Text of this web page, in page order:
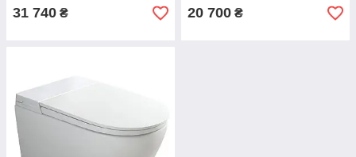
31 740 ₴ 20 700 ₴